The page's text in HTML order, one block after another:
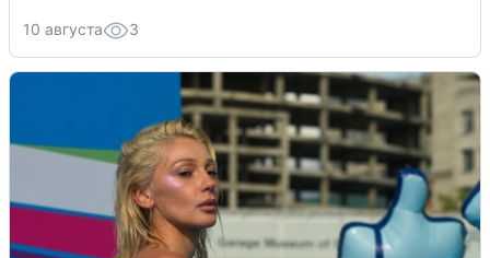
10 августа 3